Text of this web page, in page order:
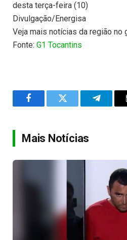
desta terça-feira (10)
Divulgação/Energisa
Veja mais notícias da região no
Fonte: G1 Tocantins
FacebookTwitter
Mais Notícias